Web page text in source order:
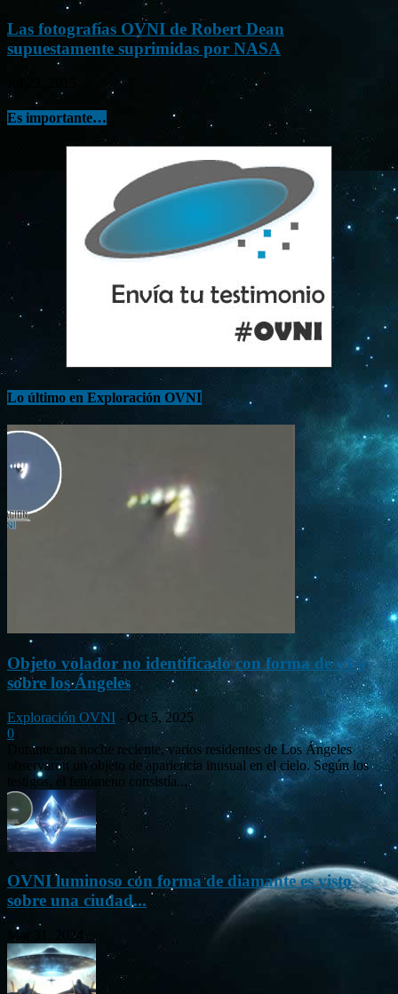
Las fotografías OVNI de Robert Dean
supuestamente suprimidas por NASA
Es importante…
Lo último en Exploración OVNI
Objeto volador no identificado con forma de «V»
sobre los Ángeles
Exploración OVNI - Oct 5, 2025
0
Durante una noche reciente, varios residentes de Los Ángeles
observaron un objeto de apariencia inusual en el cielo. Según los
testigos, el fenómeno consistía...
OVNI luminoso con forma de diamante es visto
sobre una ciudad...
Mar 31, 2024